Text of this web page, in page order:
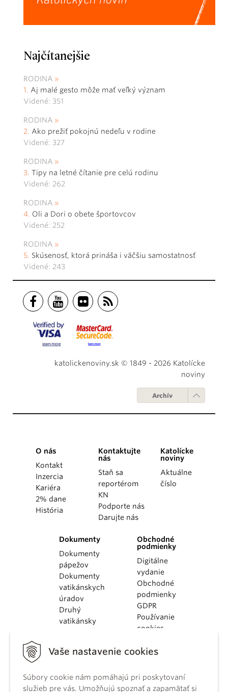
Vaše nastavenie cookies
Súbory cookie nám pomáhajú pri poskytovaní
služieb pre vás. Umožňujú spoznať a zapamätať si
Najčítanejšie
RODINA
Aj malé gesto môže mať veľký význam
Videné: 351
RODINA
Ako prežiť pokojnú nedeľu v rodine
Videné: 327
RODINA
Tipy na letné čítanie pre celú rodinu
Videné: 262
RODINA
Oli a Dori o obete športovcov
Videné: 252
RODINA
Skúsenosť, ktorá prináša i väčšiu samostatnosť
Videné: 243
katolickenoviny.sk © 1849 - 2026 Katolícke
noviny
Archív
O nás
Kontakt
Inzercia
Kariéra
2% dane
História
Kontaktujte
nás
Staň sa
reportérom
KN
Podporte nás
Darujte nás
Katolícke
noviny
Aktuálne
číslo
Dokumenty
Dokumenty
pápežov
Dokumenty
vatikánskych
úradov
Druhý
vatikánsky
KBS
kánonického
práva
Obchodné
podmienky
Digitálne
vydanie
Obchodné
podmienky
GDPR
Používanie
cookies